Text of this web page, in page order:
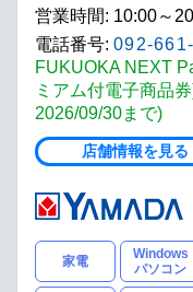
営業時間: 10:00～
電話番号: 092-
FUKUOKA NEXT
ミアム付電子商品
2026/09/30まで)
店舗情報を見る
家電
Windows
パソコン